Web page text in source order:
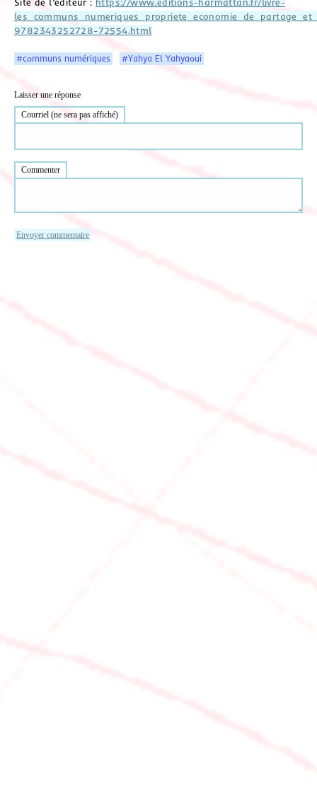
9782343252728-72554.html
#communs numériques #Yahya El Yahyaoui
Laisser une réponse
Courriel (ne sera pas affiché)
Commenter